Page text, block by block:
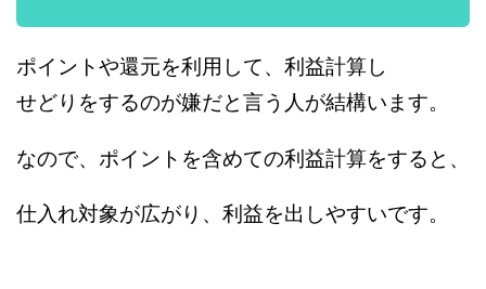
ポイントや還元を利用して、利益計算し
せどりをするのが嫌だと言う人が結構います。
なので、ポイントを含めての利益計算をすると、
仕入れ対象が広がり、利益を出しやすいです。